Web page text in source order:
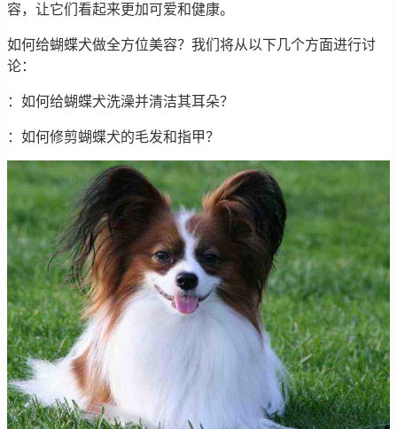
容，让它们看起来更加可爱和健康。
如何给蝴蝶犬做全方位美容？我们将从以下几个方面进行讨
论：
：如何给蝴蝶犬洗澡并清洁其耳朵？
：如何修剪蝴蝶犬的毛发和指甲？